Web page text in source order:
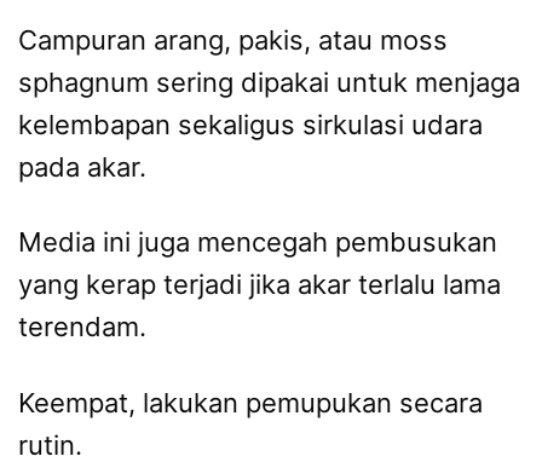
Campuran arang, pakis, atau moss
sphagnum sering dipakai untuk menjaga
kelembapan sekaligus sirkulasi udara
pada akar.
Media ini juga mencegah pembusukan
yang kerap terjadi jika akar terlalu lama
terendam.
Keempat, lakukan pemupukan secara
rutin.